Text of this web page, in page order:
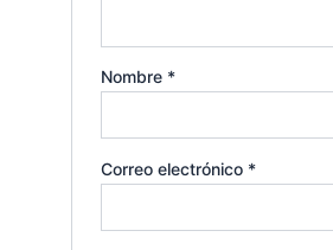
Nombre *
Correo electrónico *